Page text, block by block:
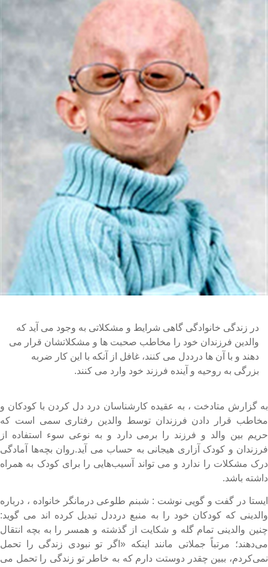
در زندگی خانوادگی گاهی شرایط و مشکلاتی به وجود می آید که
والدین فرزندان خود را مخاطب صحبت ها و مشکلاتشان قرار می
دهند و با آن ها درددل می کنند، غافل از آنکه با این کار ضربه
بزرگی به روحیه و آینده فرزند خود وارد می کنند.
گزارش متادخت ، به عقیده کارشناسان درد دل کردن با کودکان و
قرار دادن فرزندان توسط والدین رفتاری سمی است که
بین والد و فرزند را برمی دارد و به نوعی سوء استفاده از
و کودک آزاری هیجانی به حساب می آید.روان بچه‌ها آمادگی
مشکلات را ندارد و می تواند آسیب‌هایی را برای کودک به همراه
باشد.
در گفت و گویی نوشت : شبنم طلوعی درمانگر خانواده ، درباره
که کودکان خود را به منبع درددل تبدیل کرده اند می گوید:
والدینی تمام گله و شکایت از گذشته و همسر را به بچه انتقال
مرتباً جملاتی مانند اینکه «اگر تو نبودی زندگی را تحمل
ببین چقدر دوستت دارم که به خاطر تو زندگی را تحمل می